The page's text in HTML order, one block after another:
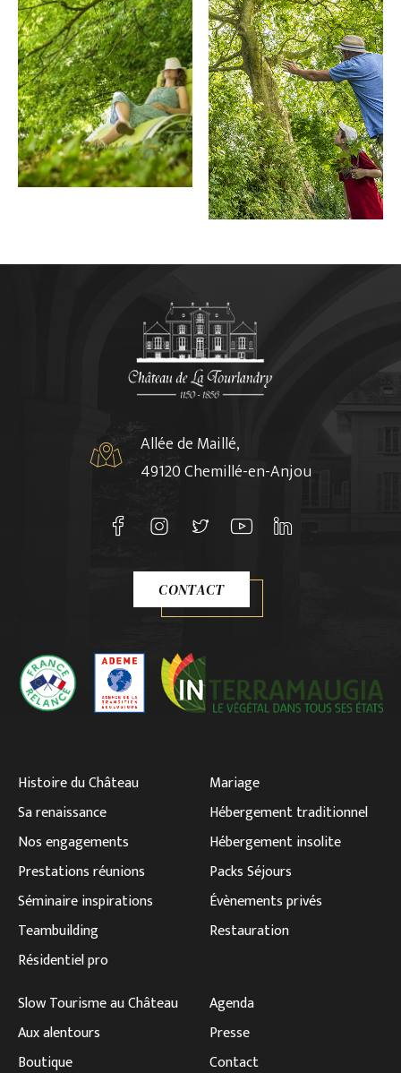
Allée de Maillé,
49120 Chemillé-en-Anjou
CONTACT
Histoire du Château
Sa renaissance
Nos engagements
Prestations réunions
Séminaire inspirations
Teambuilding
Résidentiel pro
Mariage
Hébergement traditionnel
Hébergement insolite
Packs Séjours
Évènements privés
Restauration
Slow Tourisme au Château
Aux alentours
Boutique
Agenda
Presse
Contact